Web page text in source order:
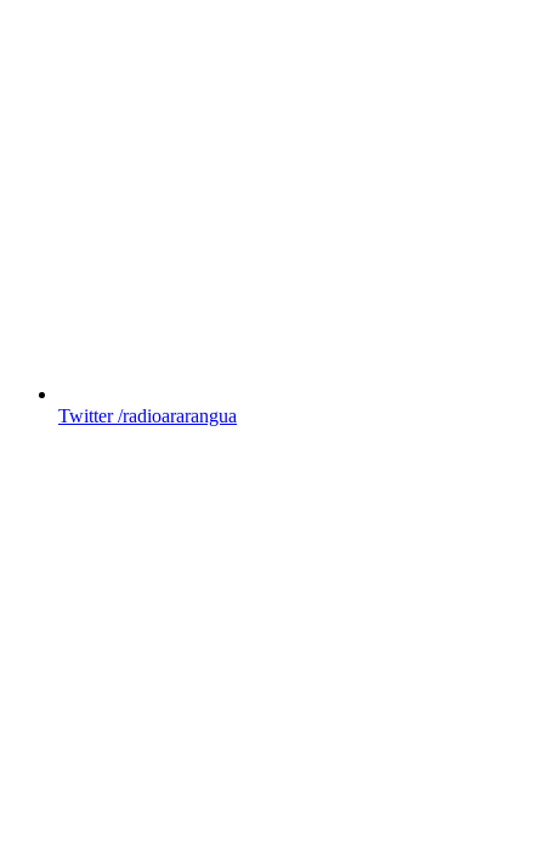
Twitter /radioararangua